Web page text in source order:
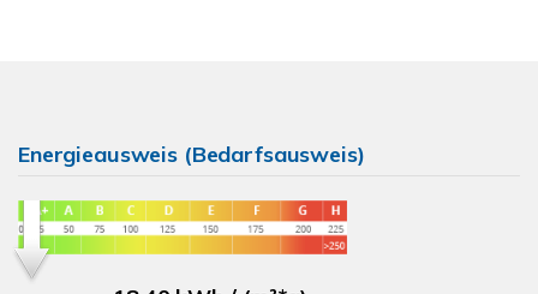
Energieausweis (Bedarfsausweis)